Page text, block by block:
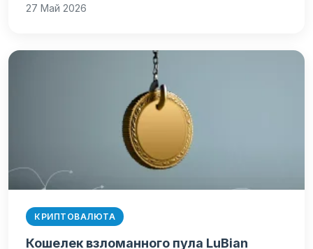
27 Май 2026
КРИПТОВАЛЮТА
Кошелек взломанного пула LuBian